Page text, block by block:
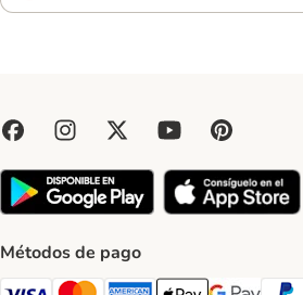
Métodos de pago